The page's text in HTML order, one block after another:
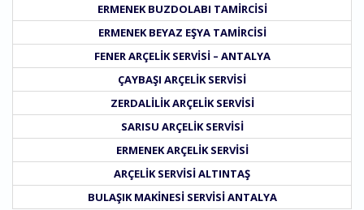
ERMENEK BUZDOLABI TAMIRCISI
ERMENEK BEYAZ EŞYA TAMIRCISI
FENER ARÇELIK SERVISI – ANTALYA
ÇAYBAŞI ARÇELIK SERVISI
ZERDALILIK ARÇELIK SERVISI
SARISU ARÇELIK SERVISI
ERMENEK ARÇELIK SERVISI
ARÇELIK SERVISI ALTINTAŞ
BULAŞIK MAKINESI SERVISI ANTALYA